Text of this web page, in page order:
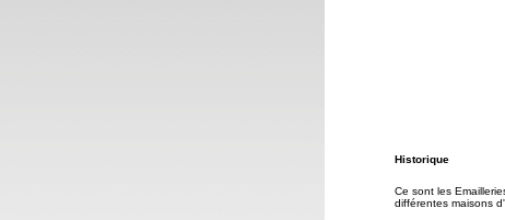
Historique
Ce sont les
différentes maisons